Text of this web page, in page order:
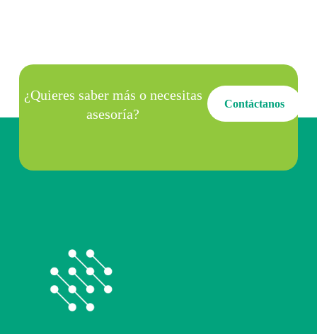
¿Quieres saber más o necesitas
asesoría?
Contáctanos